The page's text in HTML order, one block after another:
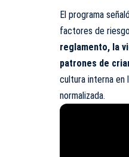
El programa
factores de
reglamento, la
patrones de
cultura interna en
normalizada.